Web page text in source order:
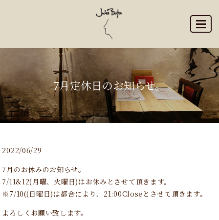
7月定休日のお知らせ。
2022/06/29
7月のお休みのお知らせ。
7/11&12(月曜、火曜日)はお休みとさせて頂きます。
※7/10((日曜日)は都合により、21:00Closeとさせて頂きます。
よろしくお願い致します。